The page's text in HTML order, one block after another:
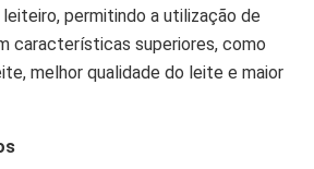
permitindo a utilização de
características superiores, como
melhor qualidade do leite e maior